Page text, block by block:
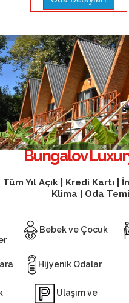
Bungalov
Tüm Yıl Açık | Kredi Kartı |
Klima | Oda
Bebek ve Çocuk
Hijyenik Odalar
Ulaşım ve